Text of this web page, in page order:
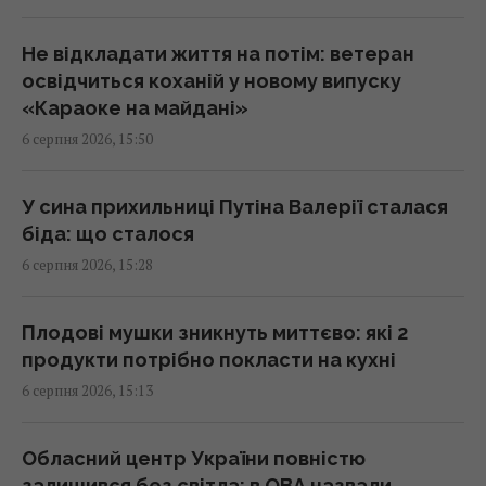
15:34 четвер, 06 серпня 2026
Переказ грошей на картку стає викликом:
які незвичні новації вводять банки
Росія може використати українські БпЛА
для атак на цілі в Балтії, - литовська
15:33 четвер, 06 серпня 2026
Чому ми часто прокидаємося саме о 3-й
15:30 четвер, 06 серпня 2026
Не відкладати життя на потім: ветеран
освідчиться коханій у новому випуску
«Караоке на майдані»
6 серпня 2026, 15:50
У сина прихильниці Путіна Валерії сталася
біда: що сталося
6 серпня 2026, 15:28
Плодові мушки зникнуть миттєво: які 2
продукти потрібно покласти на кухні
6 серпня 2026, 15:13
Обласний центр України повністю